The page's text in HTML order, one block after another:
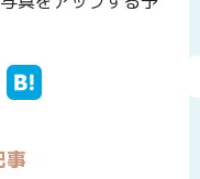
Bluesky
事